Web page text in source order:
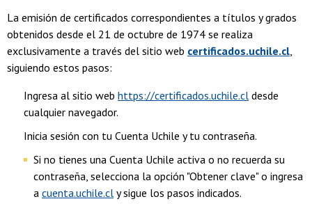
La emisión de certificados correspondientes a títulos y grados
obtenidos desde el 21 de octubre de 1974 se realiza
exclusivamente a través del sitio web certificados.uchile.cl,
siguiendo estos pasos:
Ingresa al sitio web https://certificados.uchile.cl desde
cualquier navegador.
Inicia sesión con tu Cuenta Uchile y tu contraseña.
Si no tienes una Cuenta Uchile activa o no recuerda su
contraseña, selecciona la opción "Obtener clave" o ingresa
a cuenta.uchile.cl y sigue los pasos indicados.